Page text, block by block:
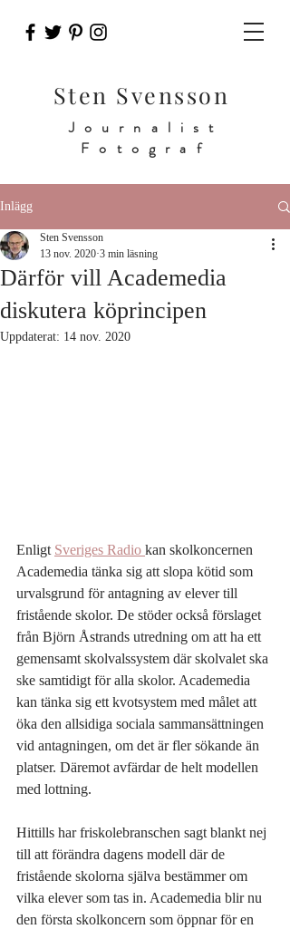
Sten Svensson
Journalist
Fotograf
Inlägg
Därför vill Academedia
diskutera köprincipen
Sten Svensson
13 nov. 2020 3 min läsning
Uppdaterat: 14 nov. 2020
Enligt Sveriges Radio kan skolkoncernen
Academedia tänka sig att slopa kötid som
urvalsgrund för antagning av elever till
fristående skolor. De stöder också förslaget
från Björn Åstrands utredning om att ha ett
gemensamt skolvalssystem där skolvalet ska
ske samtidigt för alla skolor. Academedia
kan tänka sig ett kvotsystem med målet att
öka den allsidiga sociala sammansättningen
vid antagningen, om det är fler sökande än
platser. Däremot avfärdar de helt modellen
med lottning.
Hittills har friskolebranschen sagt blankt nej
till att förändra dagens modell där de
fristående skolorna själva bestämmer om
vilka elever som tas in. Academedia blir nu
den första skolkoncern som öppnar för en